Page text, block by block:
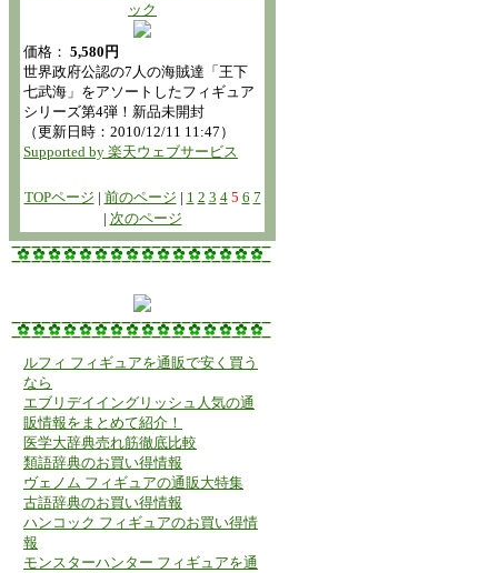
ック
価格： 5,580円
世界政府公認の7人の海賊達「王下
七武海」をアソートしたフィギュア
シリーズ第4弾！新品未開封
（更新日時：2010/12/11 11:47）
Supported by 楽天ウェブサービス
TOPページ | 前のページ | 1 2 3 4 5 6 7
| 次のページ
ルフィ フィギュアを通販で安く買う
なら
エブリデイイングリッシュ人気の通
販情報をまとめて紹介！
医学大辞典売れ筋徹底比較
類語辞典のお買い得情報
ヴェノム フィギュアの通販大特集
古語辞典のお買い得情報
ハンコック フィギュアのお買い得情
報
モンスターハンター フィギュアを通